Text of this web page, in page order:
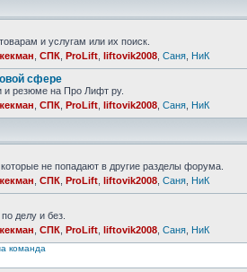
и услугам или их поиск.
СПК ProLift liftovik2008 Саня НиК
сфере
и резюме на Про Лифт ру.
СПК ProLift liftovik2008 Саня НиК
не попадают в другие разделы форума.
СПК ProLift liftovik2008 Саня НиК
делу и без.
СПК ProLift liftovik2008 Саня НиК
команда